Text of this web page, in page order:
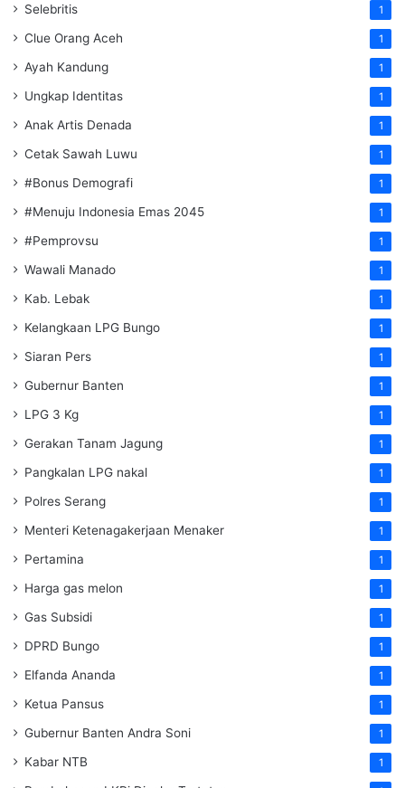
Selebritis 1
Clue Orang Aceh 1
Ayah Kandung 1
Ungkap Identitas 1
Anak Artis Denada 1
Cetak Sawah Luwu 1
#Bonus Demografi 1
#Menuju Indonesia Emas 2045 1
#Pemprovsu 1
Wawali Manado 1
Kab. Lebak 1
Kelangkaan LPG Bungo 1
Siaran Pers 1
Gubernur Banten 1
LPG 3 Kg 1
Gerakan Tanam Jagung 1
Pangkalan LPG nakal 1
Polres Serang 1
Menteri Ketenagakerjaan Menaker 1
Pertamina 1
Harga gas melon 1
Gas Subsidi 1
DPRD Bungo 1
Elfanda Ananda 1
Ketua Pansus 1
Gubernur Banten Andra Soni 1
Kabar NTB 1